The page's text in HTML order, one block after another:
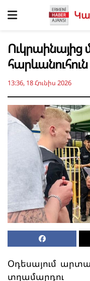
Ուկրաինայից
13:36, 18 Հունիս 2026
Օդեսայում